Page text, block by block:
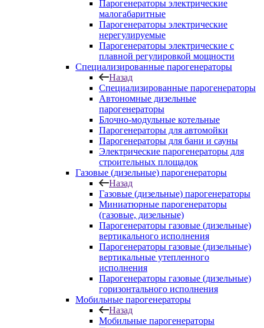
Парогенераторы электрические
малогабаритные
Парогенераторы электрические
нерегулируемые
Парогенераторы электрические с
плавной регулировкой мощности
Специализированные парогенераторы
Назад
Специализированные парогенераторы
Автономные дизельные
парогенераторы
Блочно-модульные котельные
Парогенераторы для автомойки
Парогенераторы для бани и сауны
Электрические парогенераторы для
строительных площадок
Газовые (дизельные) парогенераторы
Назад
Газовые (дизельные) парогенераторы
Миниатюрные парогенераторы
(газовые, дизельные)
Парогенераторы газовые (дизельные)
вертикального исполнения
Парогенераторы газовые (дизельные)
вертикальные утепленного
исполнения
Парогенераторы газовые (дизельные)
горизонтального исполнения
Мобильные парогенераторы
Назад
Мобильные парогенераторы